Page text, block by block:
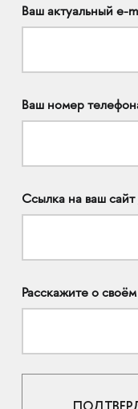
Ваш актуальный e-
Ваш номер
Ссылка на ваш
Расскажите о